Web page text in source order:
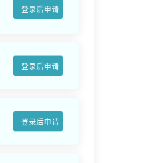
登录后申请
登录后申请
登录后申请